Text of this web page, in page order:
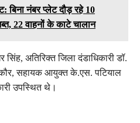
नंबर प्लेट दौड़ रहे 10
22 वाहनों के काटे चालान
सिंह, अतिरिक्त जिला दंडाधिकारी डॉ.
सहायक आयुक्त के.एस. पटियाल
उपस्थित थे।